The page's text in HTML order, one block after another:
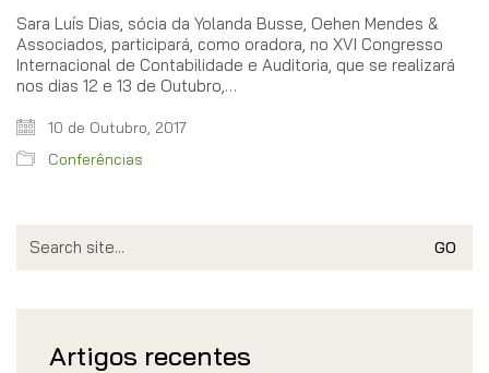
Sara Luís Dias, sócia da Yolanda Busse, Oehen Mendes &
Associados, participará, como oradora, no XVI Congresso
Internacional de Contabilidade e Auditoria, que se realizará
nos dias 12 e 13 de Outubro,…
10 de Outubro, 2017
Conferências
for:
Artigos recentes